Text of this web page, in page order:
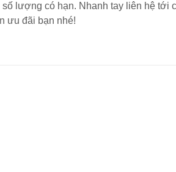
lượng có hạn. Nhanh tay liên hệ tới
ưu đãi bạn nhé!